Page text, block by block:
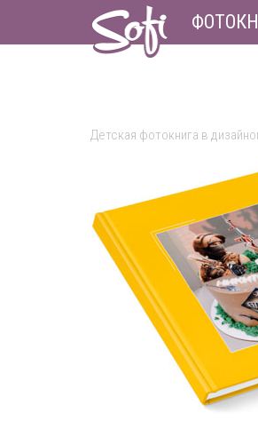
Детская фотокнига в